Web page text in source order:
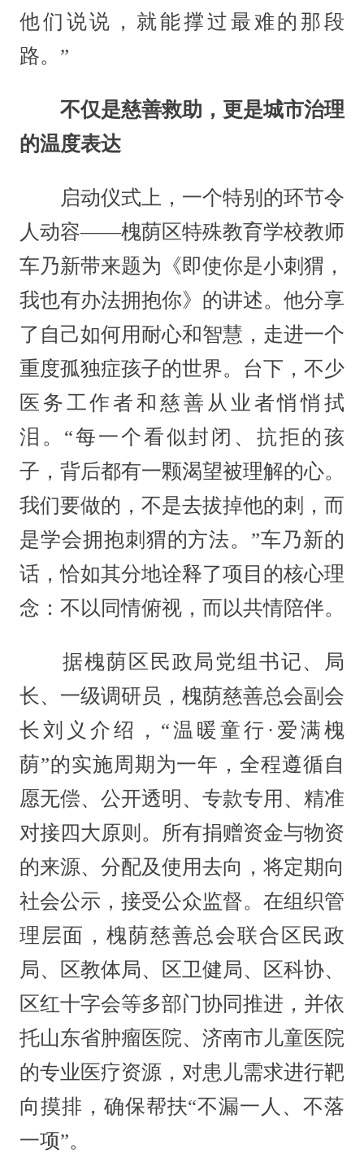
他们说说，就能撑过最难的那段
路。”
不仅是慈善救助，更是城市治理
的温度表达
启动仪式上，一个特别的环节令
人动容——槐荫区特殊教育学校教师
车乃新带来题为《即使你是小刺猬，
我也有办法拥抱你》的讲述。他分享
了自己如何用耐心和智慧，走进一个
重度孤独症孩子的世界。台下，不少
医务工作者和慈善从业者悄悄拭
泪。“每一个看似封闭、抗拒的孩
子，背后都有一颗渴望被理解的心。
我们要做的，不是去拔掉他的刺，而
是学会拥抱刺猬的方法。”车乃新的
话，恰如其分地诠释了项目的核心理
念：不以同情俯视，而以共情陪伴。
据槐荫区民政局党组书记、局
长、一级调研员，槐荫慈善总会副会
长刘义介绍，“温暖童行·爱满槐
荫”的实施周期为一年，全程遵循自
愿无偿、公开透明、专款专用、精准
对接四大原则。所有捐赠资金与物资
的来源、分配及使用去向，将定期向
社会公示，接受公众监督。在组织管
理层面，槐荫慈善总会联合区民政
局、区教体局、区卫健局、区科协、
区红十字会等多部门协同推进，并依
托山东省肿瘤医院、济南市儿童医院
的专业医疗资源，对患儿需求进行靶
向摸排，确保帮扶“不漏一人、不落
一项”。